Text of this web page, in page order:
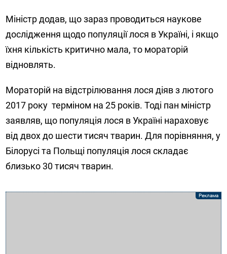
Міністр додав, що зараз проводиться наукове
дослідження щодо популяції лося в Україні, і якщо
їхня кількість критично мала, то мораторій
відновлять.
Мораторій на відстрілювання лося діяв з лютого
2017 року терміном на 25 років. Тоді пан міністр
заявляв, що популяція лося в Україні нараховує
від двох до шести тисяч тварин. Для порівняння, у
Білорусі та Польщі популяція лося складає
близько 30 тисяч тварин.